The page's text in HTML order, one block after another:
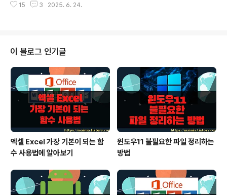
삭제되는 원리를 설명하겠습니다. 조판부호 중 줄 바꿈 표
에서 워드로 변환하는 방법으로 3가지 정도 소개하려고 합
저장하기로 변환이 가능합니다. 오늘 소개할 내용은 한글
정품 없이 워드로 변환하는 방법에 대해 알아보겠습니다.
한글 프로그램에서 워드로 변환하는 방법은 아래 링크를
참고하시기 바랍니다. [참고]l 한글 프로그램으로 워드 변
환하기 ▼ 아래 이미지와 동일한 한글 파일을 워드로 변환
해 보겠습니다. ◎ 네..
15 3 2025. 6. 24.
이 블로그 인기글
엑셀 Excel 가장 기본이 되는 함
수 사용법에 알아보기
윈도우11 불필요한 파일 정리하는
방법